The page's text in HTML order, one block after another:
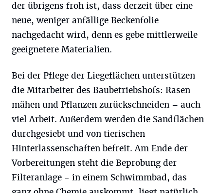
der übrigens froh ist, dass derzeit über eine
neue, weniger anfällige Beckenfolie
nachgedacht wird, denn es gebe mittlerweile
geeignetere Materialien.
Bei der Pflege der Liegeflächen unterstützen
die Mitarbeiter des Baubetriebshofs: Rasen
mähen und Pflanzen zurückschneiden – auch
viel Arbeit. Außerdem werden die Sandflächen
durchgesiebt und von tierischen
Hinterlassenschaften befreit. Am Ende der
Vorbereitungen steht die Beprobung der
Filteranlage - in einem Schwimmbad, das